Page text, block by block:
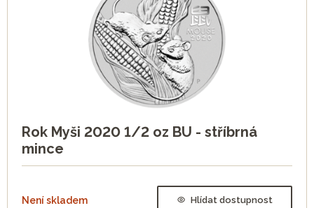
Rok Myši 2020 1/2 oz BU - stříbrná
mince
Není skladem Hlídat dostupnost